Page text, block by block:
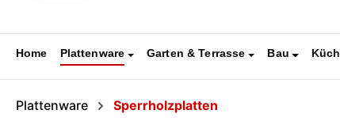
Home Plattenware Garten & Terrasse Bau
Plattenware Sperrholzplatten